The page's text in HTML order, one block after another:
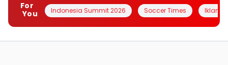
For
You
Indonesia Summit 2026 Soccer Times Iklanin